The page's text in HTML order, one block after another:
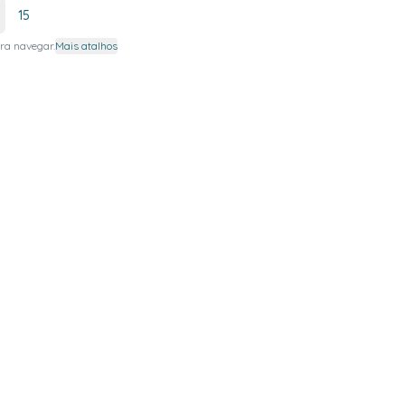
15
navegar.Mais atalhos